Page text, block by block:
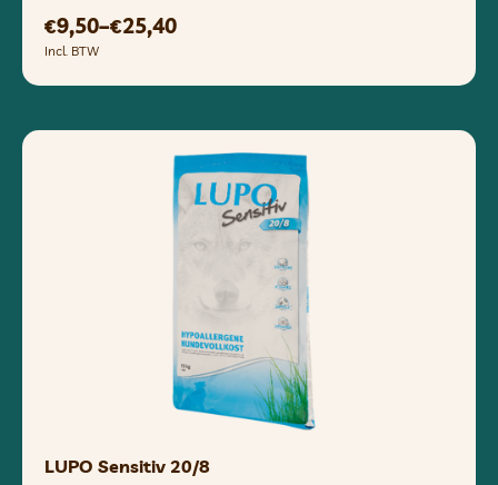
€9,50–€25,40
Incl. BTW
LUPO Sensitiv 20/8